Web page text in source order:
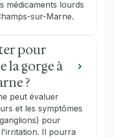
médicaments lourds
sur-Marne.
pour
la gorge à
?
peut évaluer
et les symptômes
pour
Il pourra